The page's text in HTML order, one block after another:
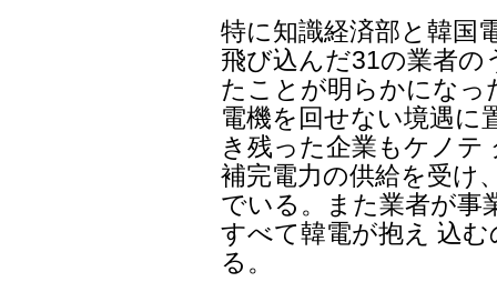
特に知識経済部と韓国
飛び込んだ31の業者の
たことが明らかになっ
電機を回せない境遇に
き残った企業もケノテ
補完電力の供給を受け
でいる。また業者が事
すべて韓電が抱え 込
る。